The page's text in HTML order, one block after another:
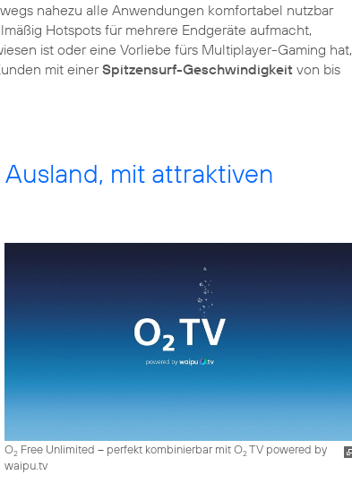
nahezu alle Anwendungen komfortabel nutzbar
Hotspots für mehrere Endgeräte aufmacht,
ist oder eine Vorliebe fürs Multiplayer-Gaming hat,
mit einerSpitzensurf-Geschwindigkeit von bis
mit attraktiven
O2Free Unlimited – perfekt kombinierbar mit O2TV powered by
waipu.tv